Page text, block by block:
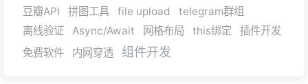
豆瓣API
拼图工具 file upload
telegram群组
离线验证
Async/Await 网格布局 this绑定
插件开发
免费软件
内网穿透 组件开发